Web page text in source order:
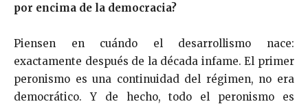
por encima de la democracia?
Piensen en cuándo el desarrollismo nace:
exactamente después de la década infame. El primer
peronismo es una continuidad del régimen, no era
democrático. Y de hecho, todo el peronismo es